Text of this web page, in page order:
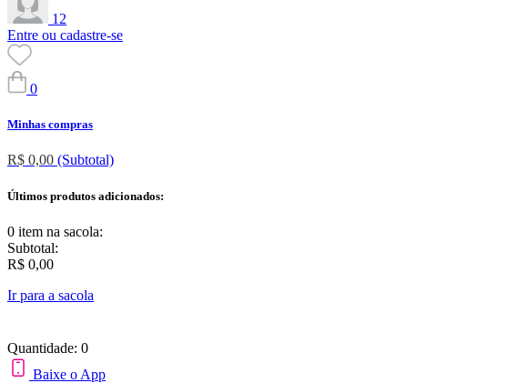
12
Entre ou cadastre-se
0
Minhas compras
R$ 0,00 (Subtotal)
Últimos produtos adicionados:
0 item na sacola:
Subtotal:
R$ 0,00
Ir para a sacola
Quantidade: 0
Baixe o App